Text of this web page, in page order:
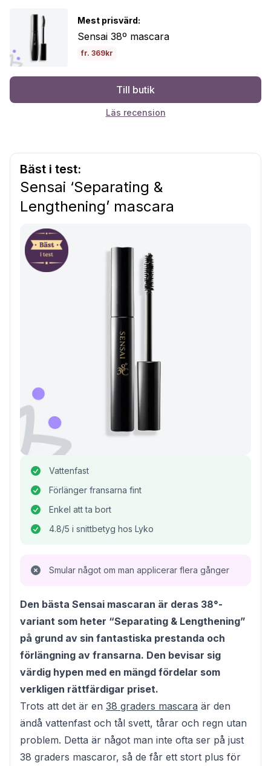
Mest prisvärd:
Sensai 38º mascara
fr. 369kr
Till butik
Läs recension
Bäst i test:
Sensai ‘Separating &
Lengthening’ mascara
Vattenfast
Förlänger fransarna fint
Enkel att ta bort
4.8/5 i snittbetyg hos Lyko
Smular något om man applicerar flera gånger
Den bästa Sensai mascaran är deras 38°-
variant som heter “Separating & Lengthening”
på grund av sin fantastiska prestanda och
förlängning av fransarna. Den bevisar sig
värdig hypen med en mängd fördelar som
verkligen rättfärdigar priset.
Trots att det är en 38 graders mascara är den
ändå vattenfast och tål svett, tårar och regn utan
problem. Detta är något man inte ofta ser på just
38 graders mascaror, så de får ett stort plus för